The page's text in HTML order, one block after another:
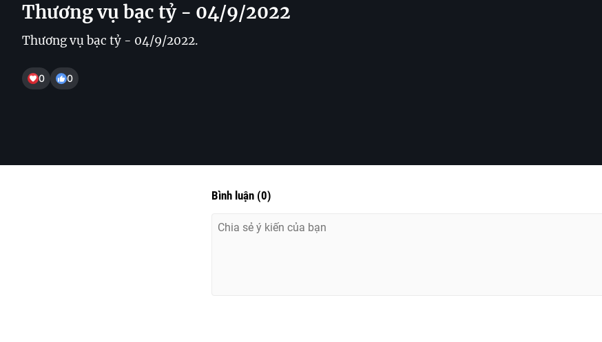
Thương vụ bạc tỷ - 04/9/2022
Thương vụ bạc tỷ - 04/9/2022.
0 0
Bình luận (0)